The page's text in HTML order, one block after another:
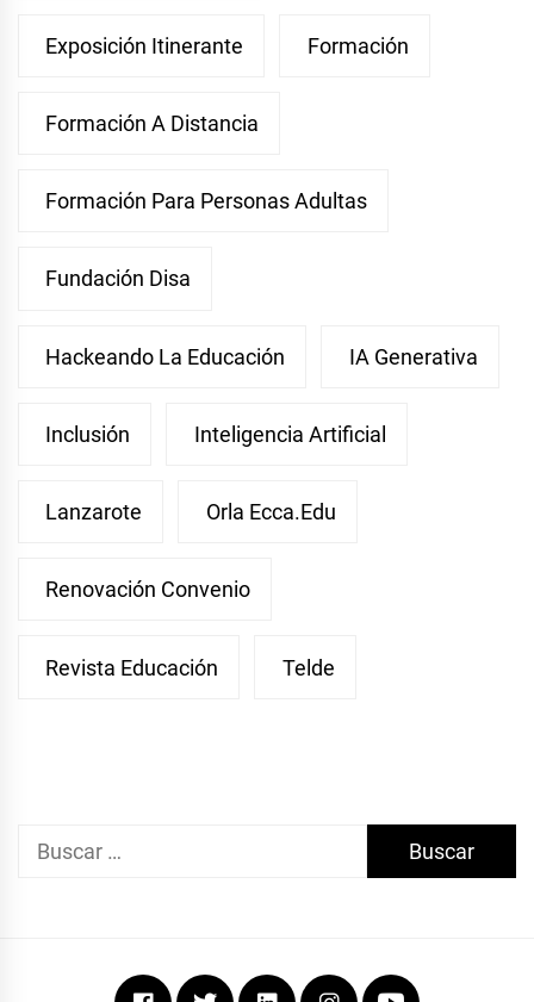
Exposición Itinerante Formación
Formación A Distancia
Formación Para Personas Adultas
Fundación Disa
Hackeando La Educación IA Generativa
Inclusión Inteligencia Artificial
Lanzarote Orla Ecca.edu
Renovación Convenio
Revista Educación Telde
Buscar:
FacebookTwitterLinkedinInstagramYoutube